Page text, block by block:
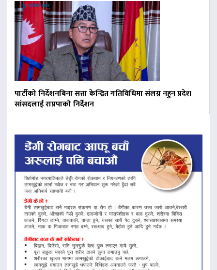
पार्टीको निर्देशनबिना सत्ता केन्द्रित गतिविधिमा संलग्न नहुन प्रदेश
सांसदलाई राप्रपाको निर्देशन